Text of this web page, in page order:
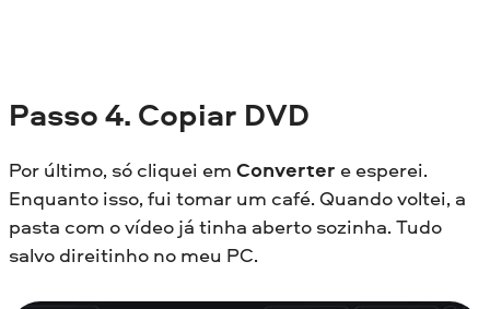
Passo 4. Copiar DVD
Por último, só cliquei em Converter e esperei.
Enquanto isso, fui tomar um café. Quando voltei, a
pasta com o vídeo já tinha aberto sozinha. Tudo
salvo direitinho no meu PC.